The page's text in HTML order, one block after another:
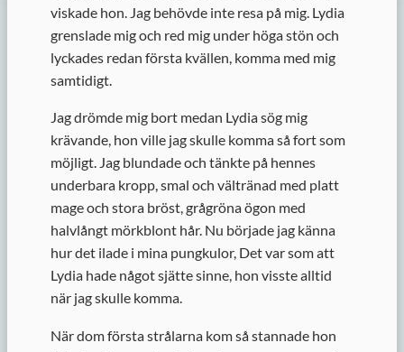
viskade hon. Jag behövde inte resa på mig. Lydia
grenslade mig och red mig under höga stön och
lyckades redan första kvällen, komma med mig
samtidigt.
Jag drömde mig bort medan Lydia sög mig
krävande, hon ville jag skulle komma så fort som
möjligt. Jag blundade och tänkte på hennes
underbara kropp, smal och vältränad med platt
mage och stora bröst, grågröna ögon med
halvlångt mörkblont hår. Nu började jag känna
hur det ilade i mina pungkulor, Det var som att
Lydia hade något sjätte sinne, hon visste alltid
när jag skulle komma.
När dom första strålarna kom så stannade hon